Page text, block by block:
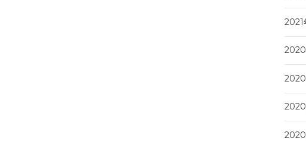
2021
2020
2020
2020